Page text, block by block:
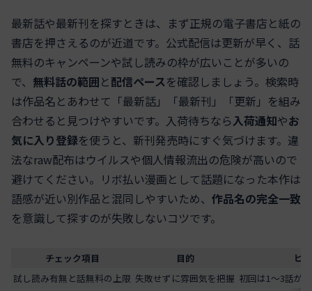
最新話や最新刊を探すときは、まず正規の電子書店と紙の
書店を押さえるのが近道です。公式配信は更新が早く、話
無料のキャンペーンや試し読みの枠が広いことが多いの
で、 無料話の範囲と配信ペースを確認しましょう。検索時
は作品名とあわせて「最新話」「最新刊」「更新」を組み
合わせると見つけやすいです。入荷待ちなら入荷通知やお
気に入り登録を使うと、新刊発売時にすぐ気づけます。違
法なraw配布はウイルスや個人情報流出の危険が高いので
避けてください。リボ払い漫画として話題になった本作は
語感が近い別作品と混同しやすいため、 作品名の完全一致
を意識して探すのが失敗しないコツです。
チェック項目 目的
ヒ
試し読み有無と話無料の上限 失敗せずに雰囲気を把握 初回は1～3話が